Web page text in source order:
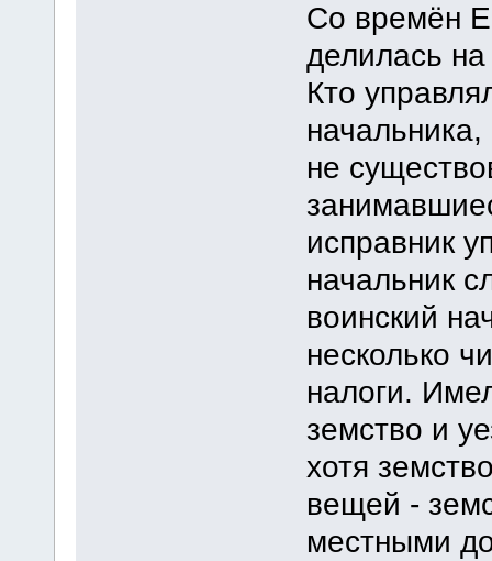
Со времён
делилась
Кто
начальника,
не
исправник
начальник
воинский
несколько
налоги.
земство и
хотя
вещей -
местными